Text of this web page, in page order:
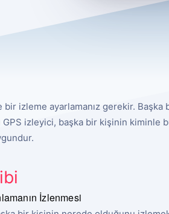
izleme ayarlamanız gerekir. Başka
GPS izleyici, başka bir kişinin kiminle
İzlenmesi